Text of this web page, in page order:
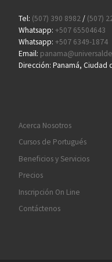
Tel: (507) 390 8982/ (507)
Whatsapp: +507 65504643
Whatsapp: +507 6349-1874
Email:
Dirección: Panamá, Ciudad
Acerca Nosotros
Cursos de Portugués
Beneficios y Servicios
Precios
Inscripción On Line
Contáctenos